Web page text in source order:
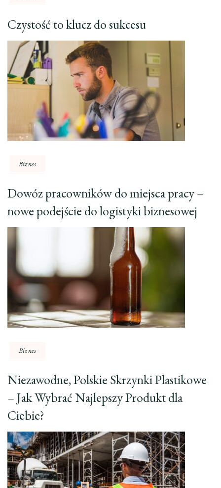
Czystość to klucz do sukcesu
Biznes
Dowóz pracowników do miejsca pracy –
nowe podejście do logistyki biznesowej
Biznes
Niezawodne, Polskie Skrzynki Plastikowe
– Jak Wybrać Najlepszy Produkt dla
Ciebie?